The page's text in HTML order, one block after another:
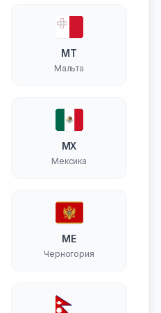
MT
Мальта
MX
Мексика
ME
Черногория